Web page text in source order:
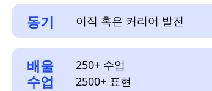
동기 이직 혹은 커리어 발전
배울
수업
250+ 수업
2500+ 표현